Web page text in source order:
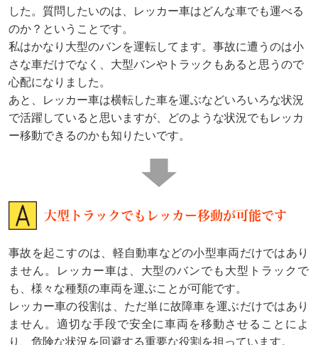
した。質問したいのは、レッカー車はどんな車でも運べる
のか？ということです。
私はかなり大型のバンを運転してます。事故に遭うのは小
さな車だけでなく、大型バンやトラックもあると思うので
心配になりました。
あと、レッカー車は横転した車を運ぶなどいろいろな状況
で活躍していると思いますが、どのような状況でもレッカ
ー移動できるのかも知りたいです。
大型トラックでもレッカー移動が可能です
事故を起こすのは、軽自動車などの小型車両だけではあり
ません。レッカー車は、大型のバンでも大型トラックで
も、様々な種類の車両を運ぶことが可能です。
レッカー車の役割は、ただ単に故障車を運ぶだけではあり
ません。適切な手段で安全に車両を移動させることによ
り、危険な状況を回避する重要な役割を担っています。